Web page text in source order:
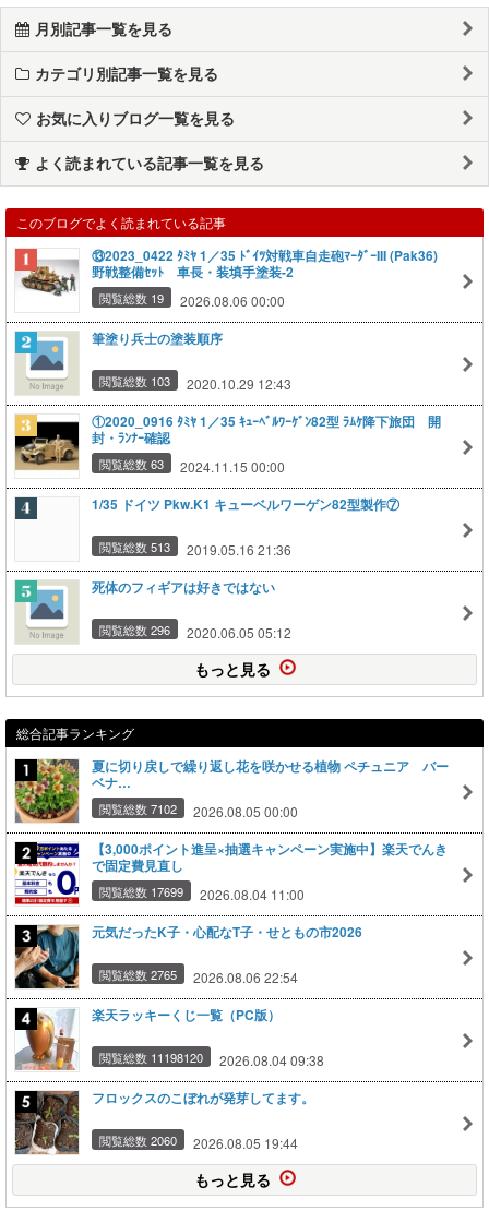
月別記事一覧を見る
カテゴリ別記事一覧を見る
お気に入りブログ一覧を見る
よく読まれている記事一覧を見る
このブログでよく読まれている記事
⑬2023_0422 ﾀﾐﾔ 1／35 ﾄﾞｲﾂ対戦車自走砲ﾏｰﾀﾞｰIII (Pak36)
野戦整備ｾｯﾄ 車長・装填手塗装-2
閲覧総数 19 2026.08.06 00:00
筆塗り兵士の塗装順序
閲覧総数 103 2020.10.29 12:43
①2020_0916 ﾀﾐﾔ 1／35 ｷｭｰﾍﾞﾙﾜｰｹﾞﾝ82型 ﾗﾑｹ降下旅団 開
封・ﾗﾝﾅｰ確認
閲覧総数 63 2024.11.15 00:00
1/35 ドイツ Pkw.K1 キューベルワーゲン82型製作⑦
閲覧総数 513 2019.05.16 21:36
死体のフィギアは好きではない
閲覧総数 296 2020.06.05 05:12
もっと見る
総合記事ランキング
夏に切り戻しで繰り返し花を咲かせる植物 ペチュニア バー
ベナ…
閲覧総数 7102 2026.08.05 00:00
【3,000ポイント進呈×抽選キャンペーン実施中】楽天でんき
で固定費見直し
閲覧総数 17699 2026.08.04 11:00
元気だったK子・心配なT子・せともの市2026
閲覧総数 2765 2026.08.06 22:54
楽天ラッキーくじ一覧（PC版）
閲覧総数 11198120 2026.08.04 09:38
フロックスのこぼれが発芽してます。
閲覧総数 2060 2026.08.05 19:44
もっと見る